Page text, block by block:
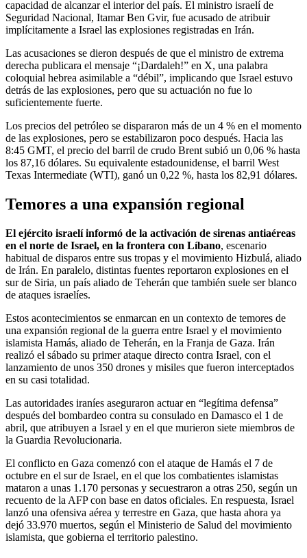
capacidad de alcanzar el interior del país. El ministro israelí de
Seguridad Nacional, Itamar Ben Gvir, fue acusado de atribuir
implícitamente a Israel las explosiones registradas en Irán.
Las acusaciones se dieron después de que el ministro de extrema
derecha publicara el mensaje “¡Dardaleh!” en X, una palabra
coloquial hebrea asimilable a “débil”, implicando que Israel estuvo
detrás de las explosiones, pero que su actuación no fue lo
suficientemente fuerte.
Los precios del petróleo se dispararon más de un 4 % en el momento
de las explosiones, pero se estabilizaron poco después. Hacia las
8:45 GMT, el precio del barril de crudo Brent subió un 0,06 % hasta
los 87,16 dólares. Su equivalente estadounidense, el barril West
Texas Intermediate (WTI), ganó un 0,22 %, hasta los 82,91 dólares.
Temores a una expansión regional
El ejército israelí informó de la activación de sirenas antiaéreas
en el norte de Israel, en la frontera con Líbano, escenario
habitual de disparos entre sus tropas y el movimiento Hizbulá, aliado
de Irán. En paralelo, distintas fuentes reportaron explosiones en el
sur de Siria, un país aliado de Teherán que también suele ser blanco
de ataques israelíes.
Estos acontecimientos se enmarcan en un contexto de temores de
una expansión regional de la guerra entre Israel y el movimiento
islamista Hamás, aliado de Teherán, en la Franja de Gaza. Irán
realizó el sábado su primer ataque directo contra Israel, con el
lanzamiento de unos 350 drones y misiles que fueron interceptados
en su casi totalidad.
Las autoridades iraníes aseguraron actuar en “legítima defensa”
después del bombardeo contra su consulado en Damasco el 1 de
abril, que atribuyen a Israel y en el que murieron siete miembros de
la Guardia Revolucionaria.
El conflicto en Gaza comenzó con el ataque de Hamás el 7 de
octubre en el sur de Israel, en el que los combatientes islamistas
mataron a unas 1.170 personas y secuestraron a otras 250, según un
recuento de la AFP con base en datos oficiales. En respuesta, Israel
lanzó una ofensiva aérea y terrestre en Gaza, que hasta ahora ya
dejó 33.970 muertos, según el Ministerio de Salud del movimiento
islamista, que gobierna el territorio palestino.